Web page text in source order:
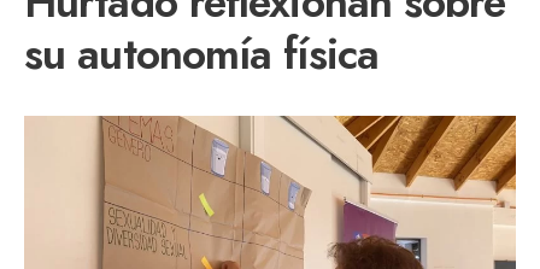
su autonomía física